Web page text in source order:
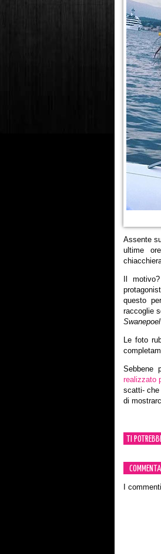
Assente
ultime ore
Il
questo
raccoglie
Swanepoel
Le foto
Sebbene
realizzato
scatti- che
di
TI
I